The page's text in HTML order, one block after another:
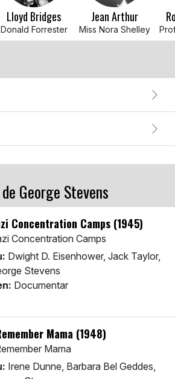
Lloyd Bridges
Donald Forrester
Jean Arthur
Miss Nora Shelley
George Stevens
Concentration Camps (1945)
Concentration Camps
Dwight D. Eisenhower, Jack Taylor,
Stevens
Documentar
Mama (1948)
Mama
Irene Dunne, Barbara Bel Geddes,